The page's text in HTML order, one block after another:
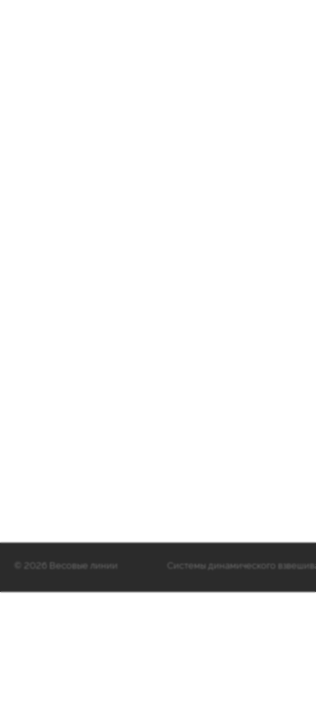
2026 Весовые линии Cистемы динамического